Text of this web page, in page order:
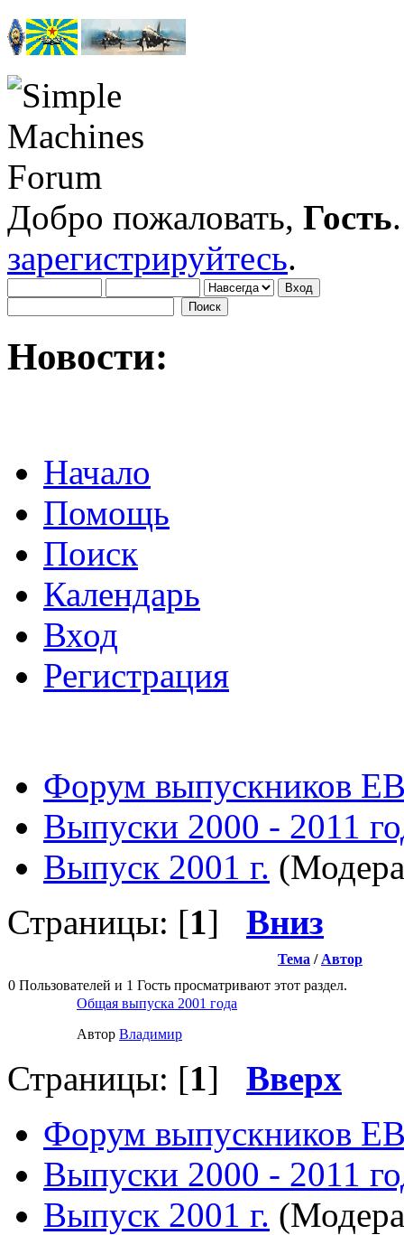
Добро пожаловать, Гость
зарегистрируйтесь.
Новости:
Начало
Помощь
Поиск
Календарь
Вход
Регистрация
Форум выпускников
Выпуски 2000 - 2011
Выпуск 2001 г.
Страницы: [1] Вниз
Тема / Автор
0 Пользователей и 1 Гость просматривают этот раздел.
Общая выпуска 2001 года
Автор Влaдимир
Страницы: [1] Вверх
Форум выпускников
Выпуски 2000 - 2011
Выпуск 2001 г.